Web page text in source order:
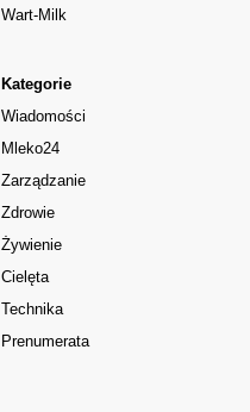
Kategorie
Wiadomości
Mleko24
Zarządzanie
Zdrowie
Żywienie
Cielęta
Technika
Prenumerata
Wart-Milk